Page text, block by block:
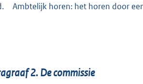
Ambtelijk horen: het horen door
2. De commissie